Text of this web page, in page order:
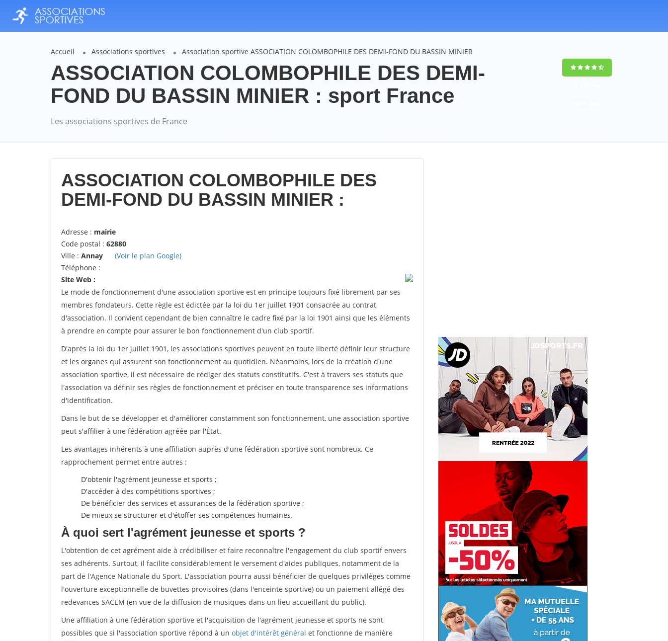
Accueil Associations sportives Association sportive ASSOCIATION COLOMBOPHILE DES DEMI-FOND DU BASSIN MINIER
ASSOCIATION COLOMBOPHILE DES DEMI-
FOND DU BASSIN MINIER : sport France
Les associations sportives de France
ASSOCIATION COLOMBOPHILE DES
DEMI-FOND DU BASSIN MINIER :
Adresse : mairie
Code postal : 62880
Ville : Annay
(Voir le plan Google)
Téléphone :
Site Web :
Le mode de fonctionnement d'une association sportive est en principe toujours fixé librement par ses
membres fondateurs. Cette règle est édictée par la loi du 1er juillet 1901 consacrée au contrat
d'association. Il convient cependant de bien connaître le cadre fixé par la loi 1901 ainsi que les éléments
à prendre en compte pour assurer le bon fonctionnement d'un club sportif.
D'après la loi du 1er juillet 1901, les associations sportives peuvent en toute liberté définir leur structure
et les organes qui assurent son fonctionnement au quotidien. Néanmoins, lors de la création d'une
association sportive, il est nécessaire de rédiger des statuts constitutifs. C'est à travers ses statuts que
l'association va définir ses règles de fonctionnement et préciser en toute transparence ses informations
d'identification.
Dans le but de se développer et d'améliorer constamment son fonctionnement, une association sportive
peut s'affilier à une fédération agréée par l'État.
Les avantages inhérents à une affiliation auprès d'une fédération sportive sont nombreux. Ce
rapprochement permet entre autres :
D'obtenir l'agrément jeunesse et sports ;
D'accéder à des compétitions sportives ;
De bénéficier des services et assurances de la fédération sportive ;
De mieux se structurer et d'étoffer ses compétences humaines.
À quoi sert l'agrément jeunesse et sports ?
L'obtention de cet agrément aide à crédibiliser et faire reconnaître l'engagement du club sportif envers
ses adhérents. Surtout, il facilite considérablement le versement d'aides publiques, notamment de la
part de l'Agence Nationale du Sport. L'association pourra aussi bénéficier de quelques privilèges comme
l'ouverture exceptionnelle de buvettes provisoires (dans l'enceinte sportive) ou un paiement allégé des
redevances SACEM (en vue de la diffusion de musiques dans un lieu accueillant du public).
Une affiliation à une fédération sportive et l'acquisition de l'agrément jeunesse et sports ne sont
possibles que si l'association sportive répond à un objet d'intérêt général et fonctionne de manière